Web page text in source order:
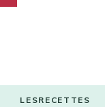
LESRECETTES